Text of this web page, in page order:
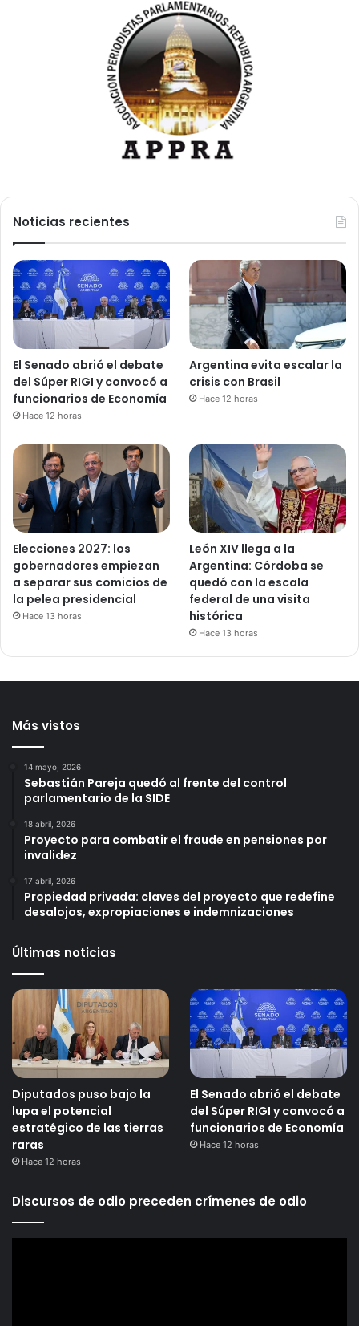
Noticias recientes
El Senado abrió el debate
del Súper RIGI y convocó a
funcionarios de Economía
Hace 12 horas
Argentina evita escalar la
crisis con Brasil
Hace 12 horas
Elecciones 2027: los
gobernadores empiezan
a separar sus comicios de
la pelea presidencial
Hace 13 horas
León XIV llega a la
Argentina: Córdoba se
quedó con la escala
federal de una visita
histórica
Hace 13 horas
Más vistos
14 mayo, 2026
Sebastián Pareja quedó al frente del control
parlamentario de la SIDE
18 abril, 2026
Proyecto para combatir el fraude en pensiones por
invalidez
17 abril, 2026
Propiedad privada: claves del proyecto que redefine
desalojos, expropiaciones e indemnizaciones
Últimas noticias
Diputados puso bajo la
lupa el potencial
estratégico de las tierras
raras
Hace 12 horas
El Senado abrió el debate
del Súper RIGI y convocó a
funcionarios de Economía
Hace 12 horas
Discursos de odio preceden crímenes de odio